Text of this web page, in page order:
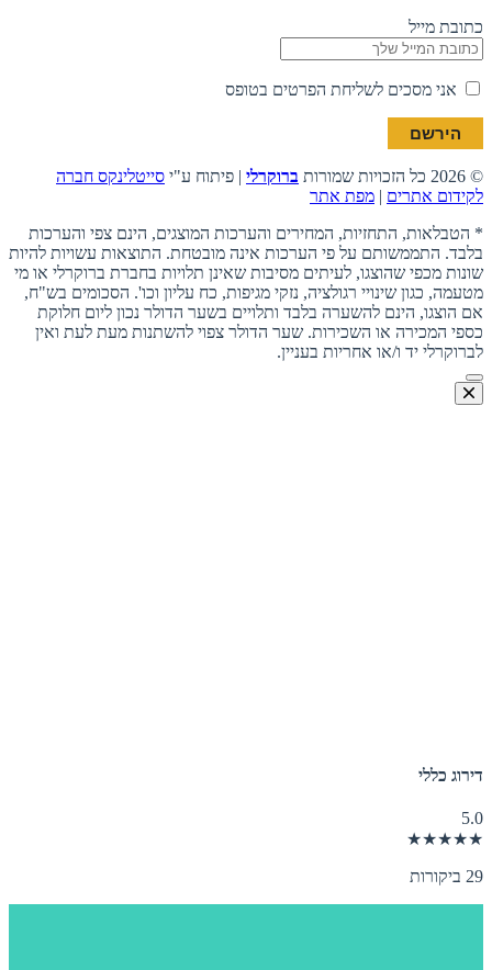
כתובת מייל
אני מסכים לשליחת הפרטים בטופס
© 2026 כל הזכויות שמורות ברוקרלי | פיתוח ע"י סייטלינקס חברה
לקידום אתרים | מפת אתר
* הטבלאות, התחזיות, המחירים והערכות המוצגים, הינם צפי והערכות
בלבד. התממשותם על פי הערכות אינה מובטחת. התוצאות עשויות להיות
שונות מכפי שהוצגו, לעיתים מסיבות שאינן תלויות בחברת ברוקרלי או מי
מטעמה, כגון שינויי רגולציה, נזקי מגיפות, כח עליון וכו'. הסכומים בש"ח,
אם הוצגו, הינם להשערה בלבד ותלויים בשער הדולר נכון ליום חלוקת
כספי המכירה או השכירות. שער הדולר צפוי להשתנות מעת לעת ואין
לברוקרלי יד ו/או אחריות בעניין.
דירוג כללי
5.0
★★★★★
29 ביקורות